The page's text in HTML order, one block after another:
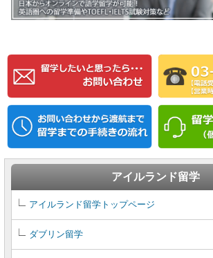
アイルランド留学
アイルランド留学トップページ
ダブリン留学